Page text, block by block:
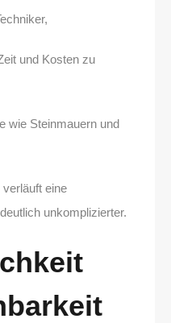
und Kosten zu
wie Steinmauern und
eine
unkomplizierter.